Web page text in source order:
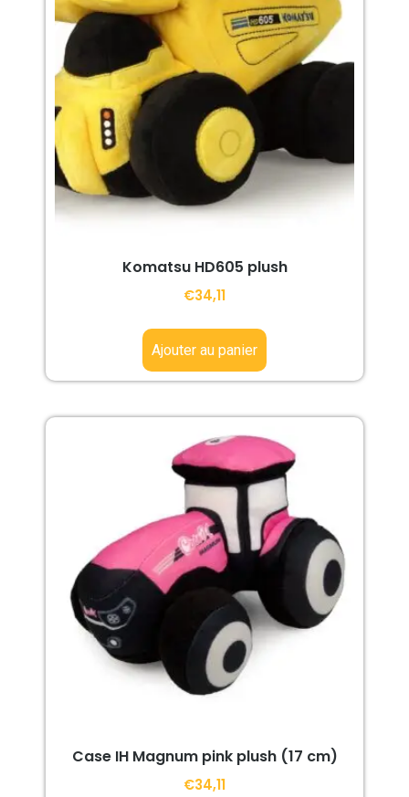
Komatsu HD605 plush
€34,11
Ajouter au panier
Case IH Magnum pink plush (17 cm)
€34,11